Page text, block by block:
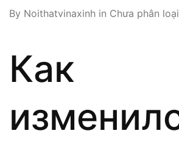
By Noithatvinaxinh in Chưa phân loại
Как